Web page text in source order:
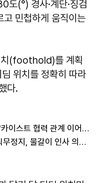
(°) 경사·계단·징검
고 민첩하게 움직이는
치(foothold)를 계획
위치를 정확히 따라
다.
정장선 평택시장, KAIST 방문..."카이스트 협력 관계 이어지길"
신성철 카이스트(KAIST) 총장 직무정지, 물갈이 인사 의혹?